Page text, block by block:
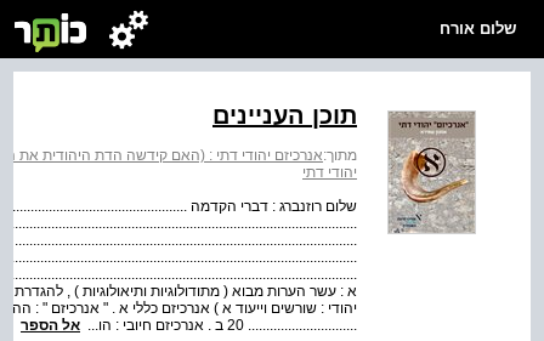
שלום אורח
תוכן העניינים
מתוך:אנרכיזם יהודי דתי : (האם קידשה הדת היהודית את
יהודי דתי
שלום רוזנברג : דברי הקדמה
יהודי : שורשים וייעוד א ) אנרכיזם כללי א . " אנרכיזם " :
אל הספר